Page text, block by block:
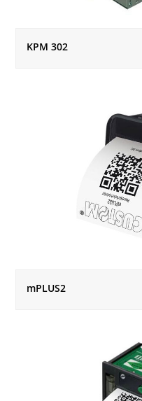
KPM 302
mPLUS2